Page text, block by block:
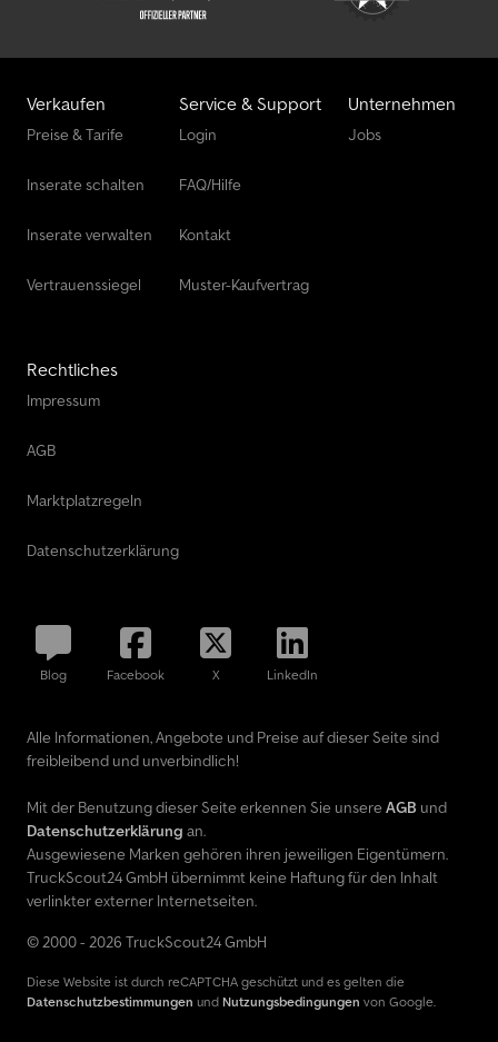
Verkaufen
Preise & Tarife
Inserate schalten
Inserate verwalten
Vertrauenssiegel
Service & Support
Login
FAQ/Hilfe
Kontakt
Muster-Kaufvertrag
Unternehmen
Jobs
Rechtliches
Impressum
AGB
Marktplatzregeln
Datenschutzerklärung
Blog Facebook X LinkedIn
Alle Informationen, Angebote und Preise auf dieser Seite sind
freibleibend und unverbindlich!
Mit der Benutzung dieser Seite erkennen Sie unsere AGB und
Datenschutzerklärung an.
Ausgewiesene Marken gehören ihren jeweiligen Eigentümern.
TruckScout24 GmbH übernimmt keine Haftung für den Inhalt
verlinkter externer Internetseiten.
© 2000 - 2026 TruckScout24 GmbH
Diese Website ist durch reCAPTCHA geschützt und es gelten die
Datenschutzbestimmungen und Nutzungsbedingungen von Google.